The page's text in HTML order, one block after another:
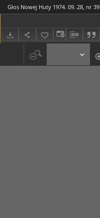
Głos Nowej Huty 1974. 09. 28, nr 39